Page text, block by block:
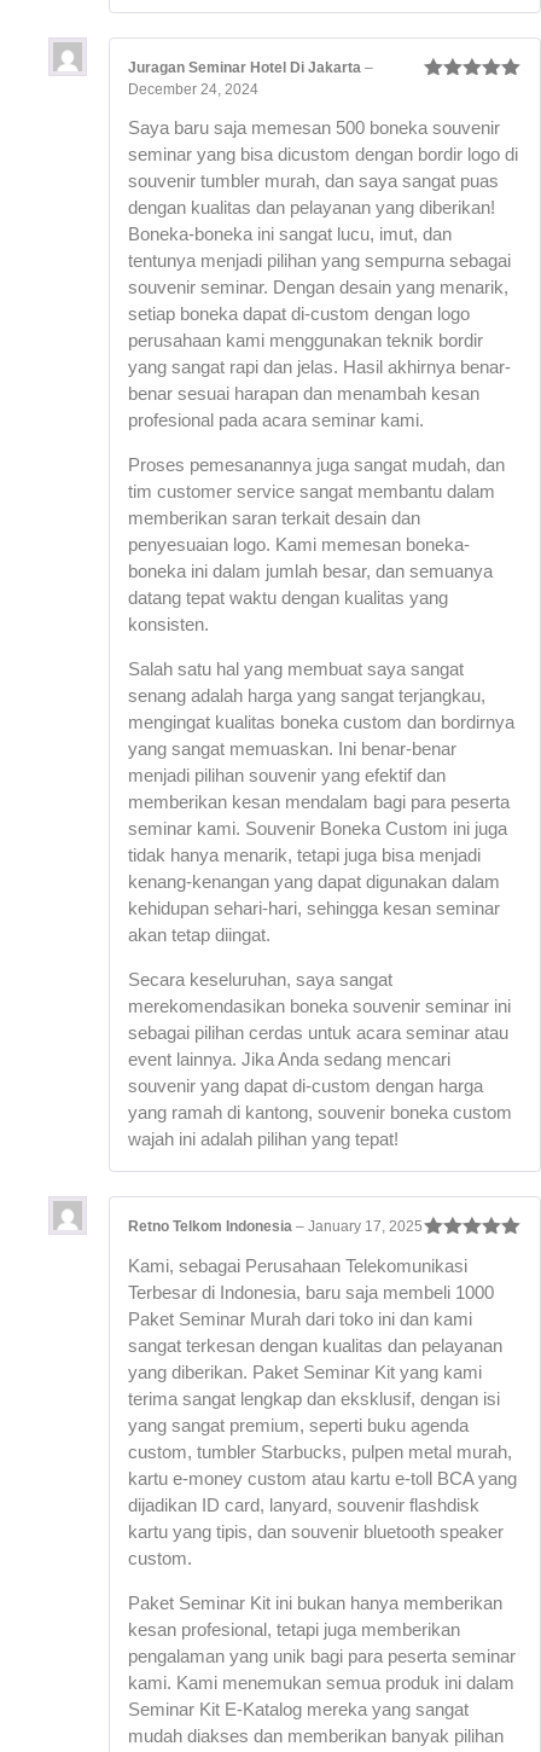
Juragan Seminar Hotel Di Jakarta –
December 24, 2024
Saya baru saja memesan 500 boneka souvenir
seminar yang bisa dicustom dengan bordir logo di
souvenir tumbler murah, dan saya sangat puas
dengan kualitas dan pelayanan yang diberikan!
Boneka-boneka ini sangat lucu, imut, dan
tentunya menjadi pilihan yang sempurna sebagai
souvenir seminar. Dengan desain yang menarik,
setiap boneka dapat di-custom dengan logo
perusahaan kami menggunakan teknik bordir
yang sangat rapi dan jelas. Hasil akhirnya benar-
benar sesuai harapan dan menambah kesan
profesional pada acara seminar kami.
Proses pemesanannya juga sangat mudah, dan
tim customer service sangat membantu dalam
memberikan saran terkait desain dan
penyesuaian logo. Kami memesan boneka-
boneka ini dalam jumlah besar, dan semuanya
datang tepat waktu dengan kualitas yang
konsisten.
Salah satu hal yang membuat saya sangat
senang adalah harga yang sangat terjangkau,
mengingat kualitas boneka custom dan bordirnya
yang sangat memuaskan. Ini benar-benar
menjadi pilihan souvenir yang efektif dan
memberikan kesan mendalam bagi para peserta
seminar kami. Souvenir Boneka Custom ini juga
tidak hanya menarik, tetapi juga bisa menjadi
kenang-kenangan yang dapat digunakan dalam
kehidupan sehari-hari, sehingga kesan seminar
akan tetap diingat.
Secara keseluruhan, saya sangat
merekomendasikan boneka souvenir seminar ini
sebagai pilihan cerdas untuk acara seminar atau
event lainnya. Jika Anda sedang mencari
souvenir yang dapat di-custom dengan harga
yang ramah di kantong, souvenir boneka custom
wajah ini adalah pilihan yang tepat!
of 5
Retno Telkom Indonesia – January 17, 2025
Kami, sebagai Perusahaan Telekomunikasi
Terbesar di Indonesia, baru saja membeli 1000
Paket Seminar Murah dari toko ini dan kami
sangat terkesan dengan kualitas dan pelayanan
yang diberikan. Paket Seminar Kit yang kami
terima sangat lengkap dan eksklusif, dengan isi
yang sangat premium, seperti buku agenda
custom, tumbler Starbucks, pulpen metal murah,
kartu e-money custom atau kartu e-toll BCA yang
dijadikan ID card, lanyard, souvenir flashdisk
kartu yang tipis, dan souvenir bluetooth speaker
custom.
Paket Seminar Kit ini bukan hanya memberikan
kesan profesional, tetapi juga memberikan
pengalaman yang unik bagi para peserta seminar
kami. Kami menemukan semua produk ini dalam
Seminar Kit E-Katalog mereka yang sangat
mudah diakses dan memberikan banyak pilihan